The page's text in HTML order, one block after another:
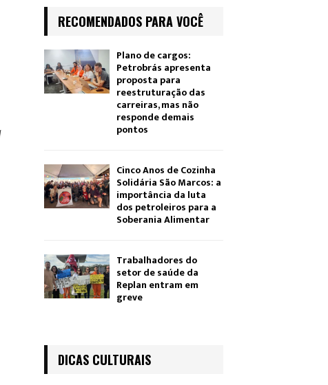
RECOMENDADOS PARA VOCÊ
Plano de cargos:
Petrobrás apresenta
proposta para
reestruturação das
carreiras, mas não
responde demais
pontos
Cinco Anos de Cozinha
Solidária São Marcos: a
importância da luta
dos petroleiros para a
Soberania Alimentar
Trabalhadores do
setor de saúde da
Replan entram em
greve
DICAS CULTURAIS